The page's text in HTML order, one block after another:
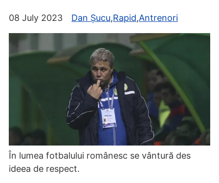
08 July 2023 Dan Șucu,Rapid,Antrenori
În lumea fotbalului românesc se vântură des
ideea de respect.